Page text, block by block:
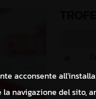
acconsente
navigazione del sito,